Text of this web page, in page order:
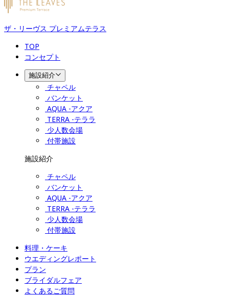
ザ・リーヴス プレミアムテラス
TOP
コンセプト
施設紹介
チャペル
バンケット
AQUA -アクア
TERRA -テララ
少人数会場
付帯施設
施設紹介
チャペル
バンケット
AQUA -アクア
TERRA -テララ
少人数会場
付帯施設
料理・ケーキ
ウエディングレポート
プラン
ブライダルフェア
よくあるご質問